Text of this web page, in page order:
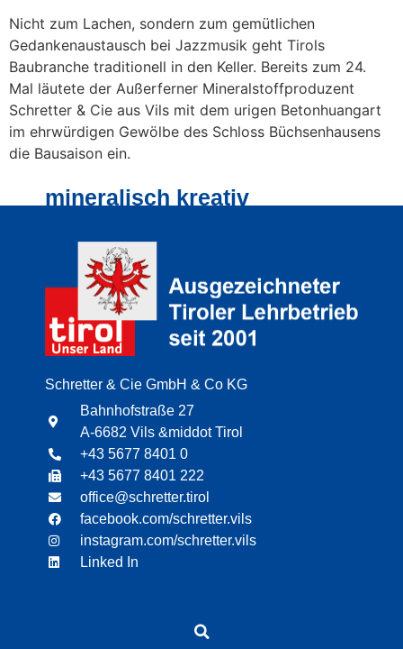
Nicht zum Lachen, sondern zum gemütlichen
Gedankenaustausch bei Jazzmusik geht Tirols
Baubranche traditionell in den Keller. Bereits zum 24.
Mal läutete der Außerferner Mineralstoffproduzent
Schretter & Cie aus Vils mit dem urigen Betonhuangart
im ehrwürdigen Gewölbe des Schloss Büchsenhausens
die Bausaison ein.
mineralisch kreativ
Schretter & Cie GmbH & Co KG
Bahnhofstraße 27
A-6682 Vils &middot Tirol
+43 5677 8401 0
+43 5677 8401 222
office@schretter.tirol
facebook.com/schretter.vils
instagram.com/schretter.vils
Linked In